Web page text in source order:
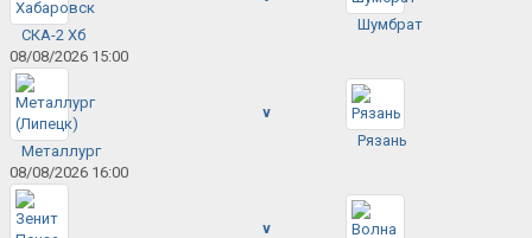
СКА-2 Хб
Шумбрат
08/08/2026 15:00
Металлург
v
Рязань
08/08/2026 16:00
v